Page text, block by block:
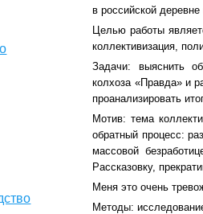
в российской
Целью работы
коллективизация,
Задачи: выяснить
колхоза «Правда» и
проанализировать
Мотив: тема
обратный процесс:
массовой
Рассказовку,
Меня это очень
Методы: